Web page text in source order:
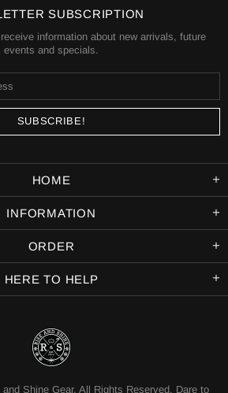
SUBSCRIPTION
information about new arrivals, future
events and specials.
HOME
INFORMATION
ORDER
HERE TO HELP
Shine Gear. All Rights Reserved. Dare to